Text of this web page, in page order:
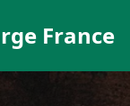
France